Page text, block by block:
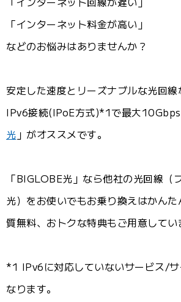
「インターネット料金が高い」
などのお悩みはありませんか？
安定した速度とリーズナブルな光回線
IPv6接続(IPoE方式)*1で最大
光 」がオススメです。
「BIGLOBE光」なら他社の光回線（
光）をお使いでもお乗り換えはかん
質無料、おトクな特典もご用意してい
*1 IPv6に対応していないサービス/
なります。